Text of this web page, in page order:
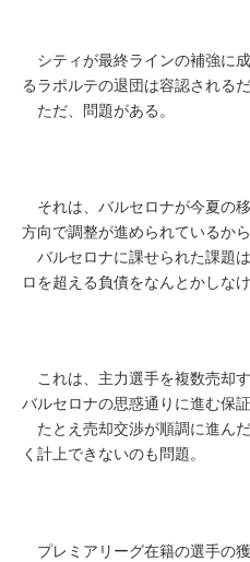
シティが最終ラインの補強に
るラポルテの退団は容認されるだ
ただ、問題がある。
それは、バルセロナが今夏の
方向で調整が進められているから
バルセロナに課せられた課題
ロを超える負債をなんとかしな
これは、主力選手を複数売却
バルセロナの思惑通りに進む保
たとえ売却交渉が順調に進ん
く計上できないのも問題。
プレミアリーグ在籍の選手の